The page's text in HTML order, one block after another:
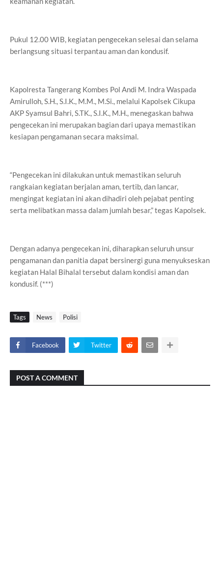
Pukul 12.00 WIB, kegiatan pengecekan selesai dan selama
berlangsung situasi terpantau aman dan kondusif.
Kapolresta Tangerang Kombes Pol Andi M. Indra Waspada
Amirulloh, S.H., S.I.K., M.M., M.Si., melalui Kapolsek Cikupa
AKP Syamsul Bahri, S.TK., S.I.K., M.H., menegaskan bahwa
pengecekan ini merupakan bagian dari upaya memastikan
kesiapan pengamanan secara maksimal.
“Pengecekan ini dilakukan untuk memastikan seluruh
rangkaian kegiatan berjalan aman, tertib, dan lancar,
mengingat kegiatan ini akan dihadiri oleh pejabat penting
serta melibatkan massa dalam jumlah besar,” tegas Kapolsek.
Dengan adanya pengecekan ini, diharapkan seluruh unsur
pengamanan dan panitia dapat bersinergi guna menyukseskan
kegiatan Halal Bihalal tersebut dalam kondisi aman dan
kondusif. (***)
Tags News Polisi
Facebook Twitter
POST A COMMENT